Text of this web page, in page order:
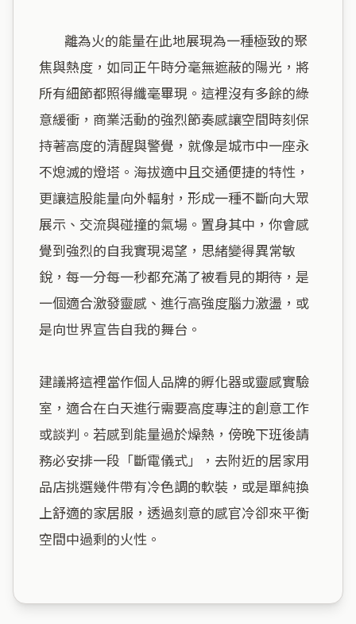
焦與熱度，如同正午時分毫無遮蔽的陽光，將
所有細節都照得纖毫畢現。這裡沒有多餘的綠
意緩衝，商業活動的強烈節奏感讓空間時刻保
持著高度的清醒與警覺，就像是城市中一座永
不熄滅的燈塔。海拔適中且交通便捷的特性，
更讓這股能量向外輻射，形成一種不斷向大眾
展示、交流與碰撞的氣場。置身其中，你會感
覺到強烈的自我實現渴望，思緒變得異常敏
銳，每一分每一秒都充滿了被看見的期待，是
一個適合激發靈感、進行高強度腦力激盪，或
是向世界宣告自我的舞台。
建議將這裡當作個人品牌的孵化器或靈感實驗
室，適合在白天進行需要高度專注的創意工作
或談判。若感到能量過於燥熱，傍晚下班後請
務必安排一段「斷電儀式」，去附近的居家用
品店挑選幾件帶有冷色調的軟裝，或是單純換
上舒適的家居服，透過刻意的感官冷卻來平衡
空間中過剩的火性。